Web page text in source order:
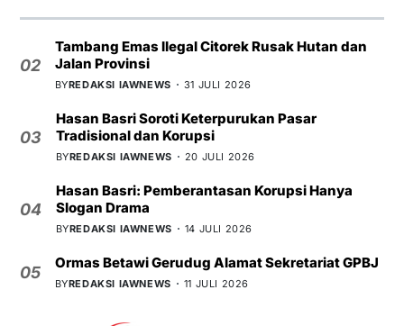
02
Tambang Emas Ilegal Citorek Rusak Hutan dan
Jalan Provinsi
BYREDAKSI IAWNEWS 31 JULI 2026
03
Hasan Basri Soroti Keterpurukan Pasar
Tradisional dan Korupsi
BYREDAKSI IAWNEWS 20 JULI 2026
04
Hasan Basri: Pemberantasan Korupsi Hanya
Slogan Drama
BYREDAKSI IAWNEWS 14 JULI 2026
05
Ormas Betawi Gerudug Alamat Sekretariat GPBJ
BYREDAKSI IAWNEWS 11 JULI 2026